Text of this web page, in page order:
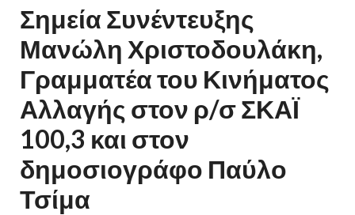
Σημεία Συνέντευξης
Μανώλη Χριστοδουλάκη,
Γραμματέα του Κινήματος
Αλλαγής στον ρ/σ ΣΚΑΪ
100,3 και στον
δημοσιογράφο Παύλο
Τσίμα